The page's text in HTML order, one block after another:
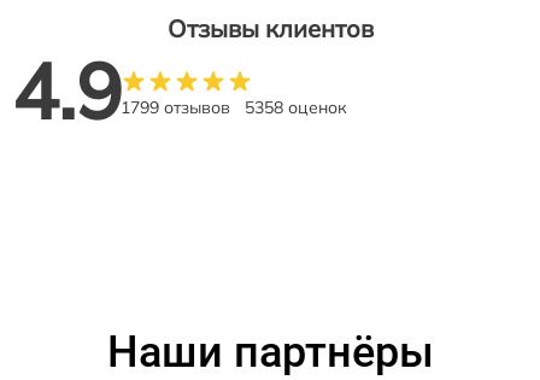
Отзывы клиентов
4.91799 отзывов 5358 оценок
Наши партнёры